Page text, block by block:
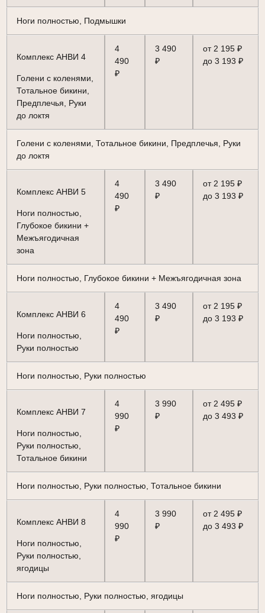
Ноги полностью, Подмышки
Комплекс АНВИ 4
Голени с коленями,
Тотальное бикини,
Предплечья, Руки
до локтя
4
490
₽
3 490
₽
от 2 195 ₽
до 3 193 ₽
Голени с коленями, Тотальное бикини, Предплечья, Руки
до локтя
Комплекс АНВИ 5
Ноги полностью,
Глубокое бикини +
Межъягодичная
зона
4
490
₽
3 490
₽
от 2 195 ₽
до 3 193 ₽
Ноги полностью, Глубокое бикини + Межъягодичная зона
Комплекс АНВИ 6
Ноги полностью,
Руки полностью
4
490
₽
3 490
₽
от 2 195 ₽
до 3 193 ₽
Ноги полностью, Руки полностью
Комплекс АНВИ 7
Ноги полностью,
Руки полностью,
Тотальное бикини
4
990
₽
3 990
₽
от 2 495 ₽
до 3 493 ₽
Ноги полностью, Руки полностью, Тотальное бикини
Комплекс АНВИ 8
Ноги полностью,
Руки полностью,
ягодицы
4
990
₽
3 990
₽
от 2 495 ₽
до 3 493 ₽
Ноги полностью, Руки полностью, ягодицы